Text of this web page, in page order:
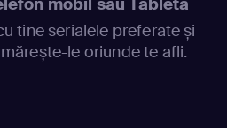
mobil sau Tabletă
tine serialele preferate și
le oriunde te afli.